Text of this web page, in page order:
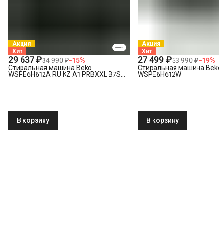
Акция
Хит
29 637 ₽34 990 ₽−15%
Стиральная машина Beko
WSPE6H612A RU KZ A1 PRBXXL B7S
В корзину
Акция
Хит
27 499 ₽33 990 ₽−19%
Стиральная машина
WSPE6H612W
В корзину